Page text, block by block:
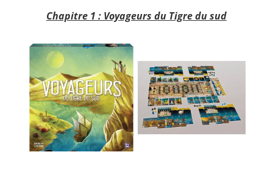
Chapitre 1 : Voyageurs du Tigre du sud